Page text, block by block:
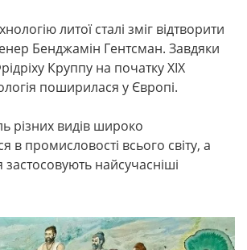
литої сталі зміг відтворити
Бенджамін Гентсман. Завдяки
Круппу на початку ХІХ
поширилася у Європі.
різних видів широко
в промисловості всього світу, а
застосовують найсучасніші